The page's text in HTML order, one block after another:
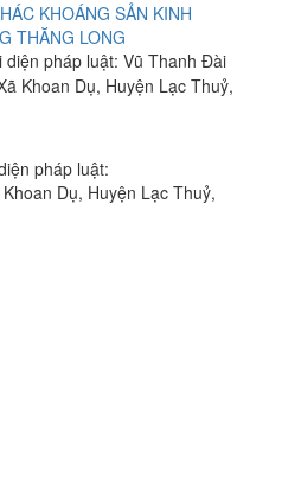
KHOÁNG SẢN KINH
THĂNG LONG
diện pháp luật: Vũ Thanh Đài
Khoan Dụ, Huyện Lạc Thuỷ,
pháp luật:
Dụ, Huyện Lạc Thuỷ,